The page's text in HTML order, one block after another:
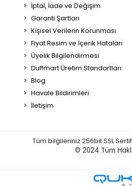
İptal, İade ve Değişim
Garanti Şartları
Kişisel Verilerin Korunması
Fiyat Resim ve İçerik Hataları
Üyelik Bilgilendirmesi
Duffmart Üretim Standartları
Blog
Havale Bildirimleri
İletişim
Tüm bilgileriniz 256bit SSL
© 2024 Tüm